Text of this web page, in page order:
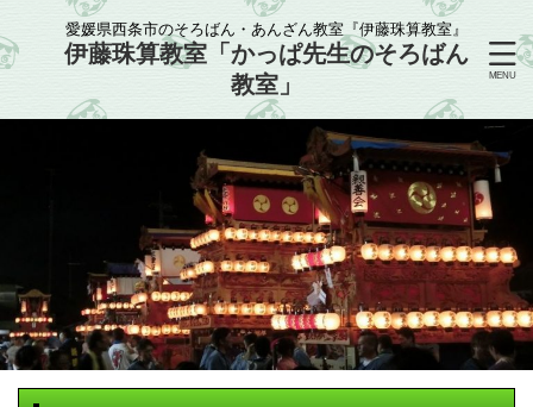
愛媛県西条市のそろばん・あんざん教室『伊藤珠算教室』
伊藤珠算教室「かっぱ先生のそろばん
教室」